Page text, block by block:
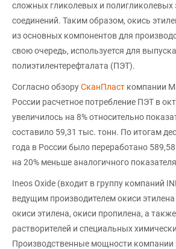
сложных гликолевых и полигликолевых
соединений. Таким образом, окись
из основных компонентов для
свою очередь, используется для выпуска
полиэтилентерефталата (ПЭТ).
Согласно обзоруСканПласт компании
России расчетное потребление ПЭТ в
увеличилось на 8% относительно
составило 59,31 тыс. тонн. По итогам
года в России было переработано
на 20% меньше аналогичного
Ineos Oxide (входит в группу компаний
ведущим производителем окиси
окиси этилена, окиси пропилена, а
растворителей и специальных
Производственные мощности компании